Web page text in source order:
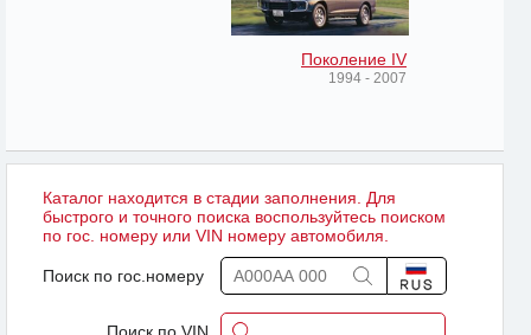
Поколение IV
1994 - 2007
Каталог находится в стадии заполнения. Для
быстрого и точного поиска воспользуйтесь поиском
по гос. номеру или VIN номеру автомобиля.
Поиск по гос.номеру